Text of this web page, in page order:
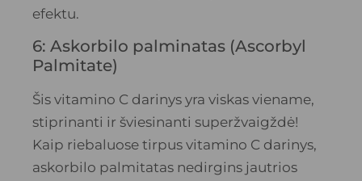
efektu.
6: Askorbilo palminatas (Ascorbyl
Palmitate)
Šis vitamino C darinys yra viskas viename,
stiprinanti ir šviesinanti superžvaigždė!
Kaip riebaluose tirpus vitamino C darinys,
askorbilo palmitatas nedirgins jautrios